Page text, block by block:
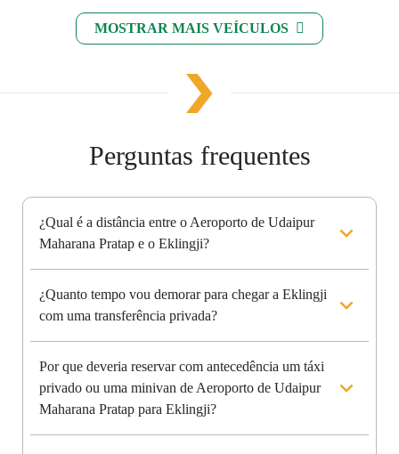
MOSTRAR MAIS VEÍCULOS
Perguntas frequentes
¿Qual é a distância entre o Aeroporto de Udaipur
Maharana Pratap e o Eklingji?
¿Quanto tempo vou demorar para chegar a Eklingji
com uma transferência privada?
Por que deveria reservar com antecedência um táxi
privado ou uma minivan de Aeroporto de Udaipur
Maharana Pratap para Eklingji?